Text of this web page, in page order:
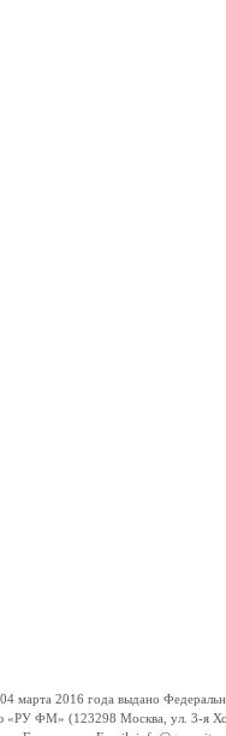
2016 года выдано
«РУ ФМ» (123298 Москва, ул. 3-я